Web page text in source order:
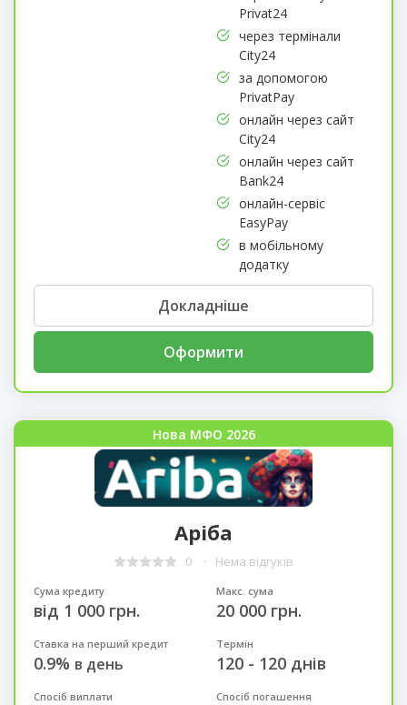
Privat24
через термінали
City24
за допомогою
PrivatPay
онлайн через сайт
City24
онлайн через сайт
Bank24
онлайн-сервіс
EasyPay
в мобільному
додатку
Докладніше
Оформити
Нова МФО 2026
Аріба
0 Нема відгуків
Сума кредиту
від 1 000 грн.
Макс. сума
20 000 грн.
Ставка на перший кредит
0.9% в день
Термін
120 - 120 днів
Спосіб виплати Спосіб погашення